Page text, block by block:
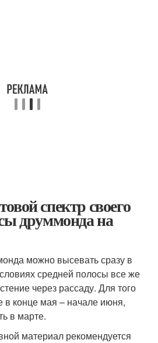
спектр своего
друммонда на
можно высевать сразу в
средней полосы все же
через рассаду. Для того
в конце мая – начале июня,
в марте.
материал рекомендуется